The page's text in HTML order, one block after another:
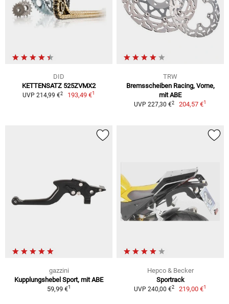
DID
KETTENSATZ 525ZVMX2
UVP 214,99 €2 193,49 €1
TRW
Bremsscheiben Racing, Vorne,
mit ABE
UVP 227,30 €2 204,57 €1
gazzini
Kupplungshebel Sport, mit ABE
59,99 €1
Hepco & Becker
Sportrack
UVP 240,00 €2 219,00 €1